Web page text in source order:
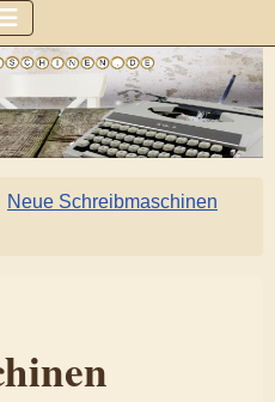
Neue Schreibmaschinen